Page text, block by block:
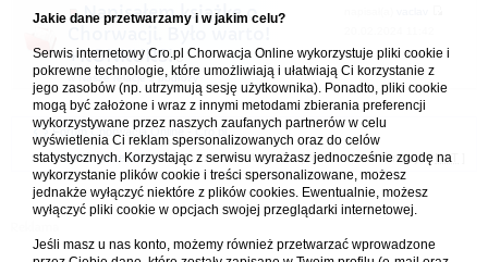
Napisałem książkę o
+KONKURS!
wNasze relacje z podróży
Forum Chorwacja Online - Cro.pl
Usuń ciasteczka• Strefa czasowa: UTC + 1 (Polska - czas zimowy) [ DST
Jakie dane przetwarzamy i w jakim celu?
Serwis internetowy Cro.pl Chorwacja Online wykorzystuje pliki cookie i
pokrewne technologie, które umożliwiają i ułatwiają Ci korzystanie z
jego zasobów (np. utrzymują sesję użytkownika). Ponadto, pliki cookie
mogą być założone i wraz z innymi metodami zbierania preferencji
wykorzystywane przez naszych zaufanych partnerów w celu
wyświetlenia Ci reklam spersonalizowanych oraz do celów
statystycznych. Korzystając z serwisu wyrażasz jednocześnie zgodę na
wykorzystanie plików cookie i treści spersonalizowane, możesz
jednakże wyłączyć niektóre z plików cookies. Ewentualnie, możesz
wyłączyć pliki cookie w opcjach swojej przeglądarki internetowej.
Jeśli masz u nas konto, możemy również przetwarzać wprowadzone